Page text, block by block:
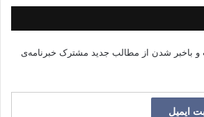
و باخبر شدن از مطالب جدید مشترک خبرنامه‌ی